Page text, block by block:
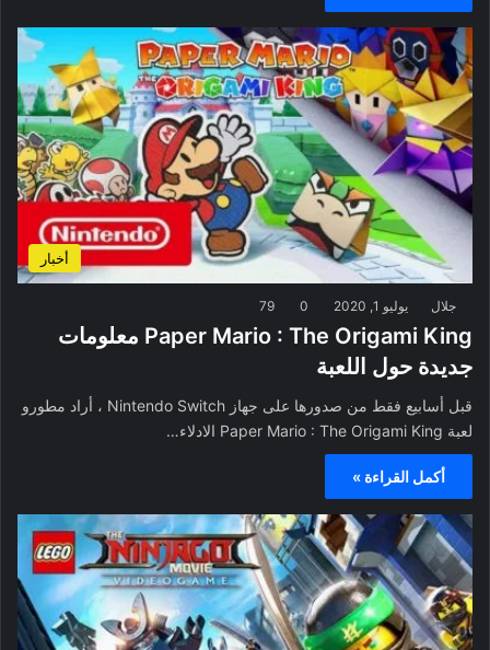
أخبار
جلال يوليو 1, 2020 0
79
Paper Mario : The Origami King معلومات
جديدة حول اللعبة
قبل أسابيع فقط من صدورها على جهاز Nintendo Switch ، أراد مطورو
لعبة Paper Mario : The Origami King الادلاء…
أكمل القراءة »